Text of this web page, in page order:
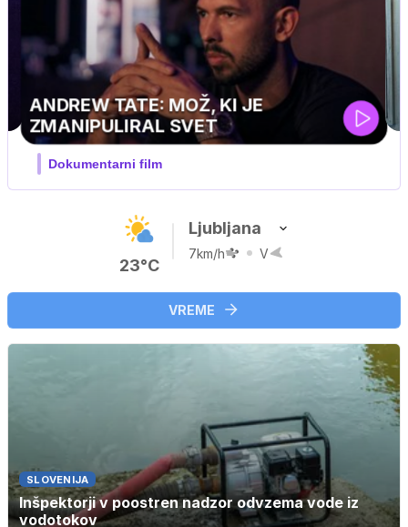
23°C
Ljubljana
7km/h V
VREME
SLOVENIJA
Inšpektorji v poostren nadzor odvzema vode iz
vodotokov